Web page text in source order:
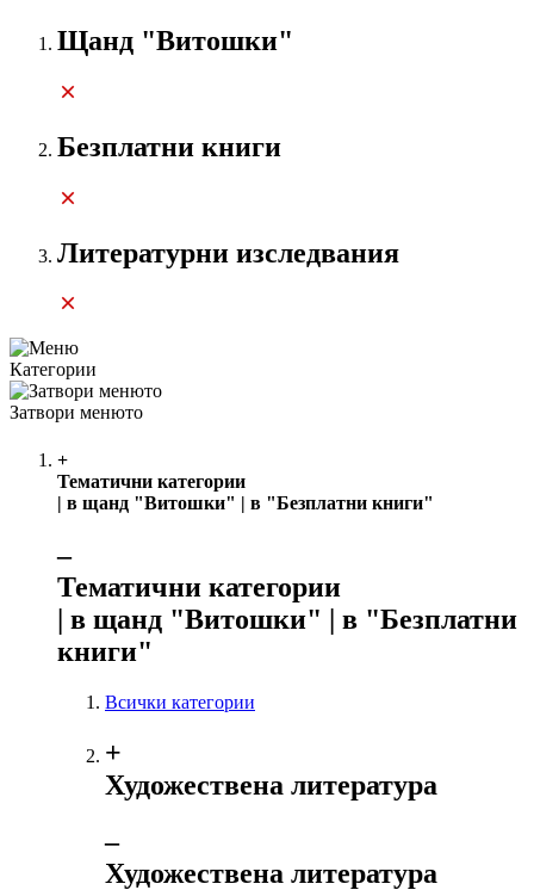
Щанд "Витошки"
Безплатни книги
Литературни изследвания
Категории
Затвори менюто
+
Тематични категории
| в щанд "Витошки" | в "Безплатни книги"
‒
Тематични категории
| в щанд "Витошки" | в "Безплатни
книги"
Всички категории
+
Художествена литература
‒
Художествена литература